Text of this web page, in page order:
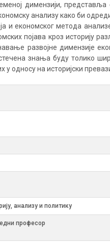
димензији,
анализу како би
и економског метода
појава кроз историју
развојне димензије
знања буду толико
у односу на историјски
анализу и политику
професор